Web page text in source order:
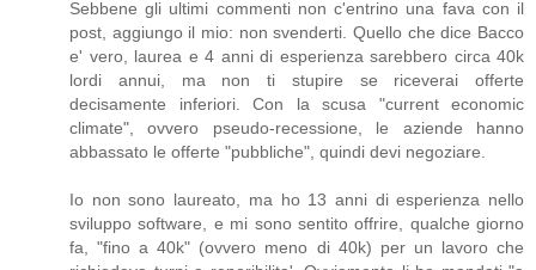
Sebbene gli ultimi commenti non c'entrino una fava con il
post, aggiungo il mio: non svenderti. Quello che dice Bacco
e' vero, laurea e 4 anni di esperienza sarebbero circa 40k
lordi annui, ma non ti stupire se riceverai offerte
decisamente inferiori. Con la scusa "current economic
climate", ovvero pseudo-recessione, le aziende hanno
abbassato le offerte "pubbliche", quindi devi negoziare.
Io non sono laureato, ma ho 13 anni di esperienza nello
sviluppo software, e mi sono sentito offrire, qualche giorno
fa, "fino a 40k" (ovvero meno di 40k) per un lavoro che